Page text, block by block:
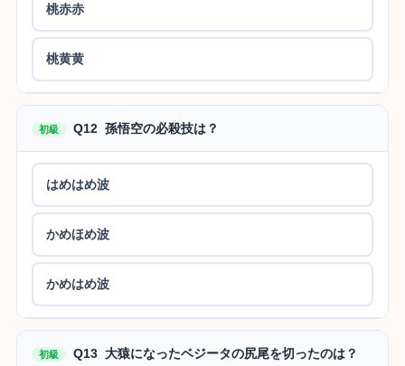
桃赤赤
桃黄黄
初級 Q12 孫悟空の必殺技は？
はめはめ波
かめほめ波
かめはめ波
初級 Q13 大猿になったベジータの尻尾を切ったのは？